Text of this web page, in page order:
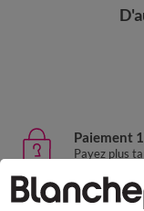
Paiement
Payez plus
Livraison